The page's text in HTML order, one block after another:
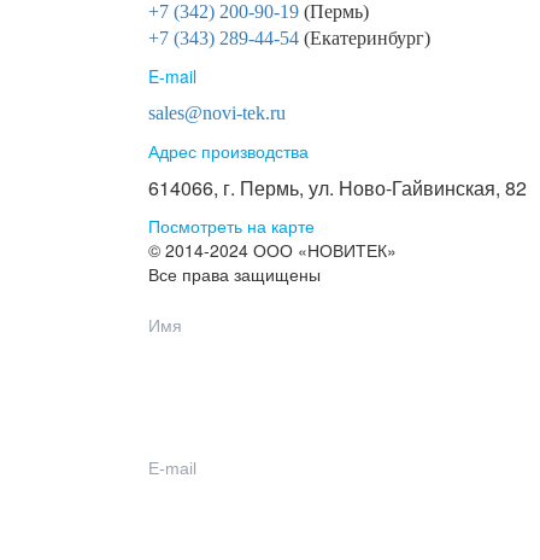
+7 (342) 200-90-19 (Пермь)
+7 (343) 289-44-54 (Екатеринбург)
E-mail
sales@novi-tek.ru
Адрес производства
614066, г. Пермь, ул. Ново-Гайвинская, 82
Посмотреть на карте
© 2014-2024 ООО «НОВИТЕК»
Все права защищены